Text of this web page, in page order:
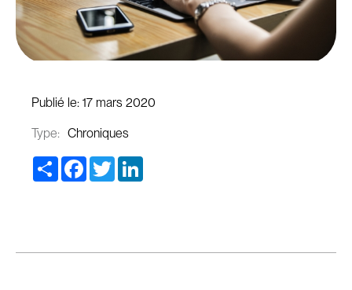
Publié le: 17 mars 2020
Type: Chroniques
Share Facebook
Twitter